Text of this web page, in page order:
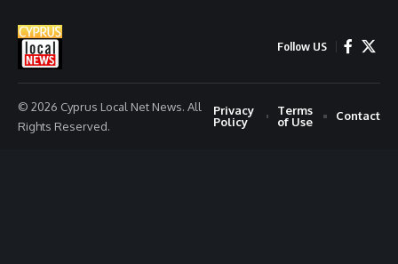
Follow US
© 2026 Cyprus Local Net News. All
Rights Reserved.
Privacy
Policy
Terms
of Use
Contact